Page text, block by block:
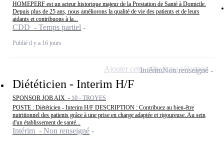
HOMEPERF est un acteur historique majeur de la Prestation de Santé à Domicile.
Depuis plus de 25 ans, nous améliorons la qualité de vie des patients et de leurs
aidants et contribuons à la...
CDD - Temps partiel
Publié il y a 16 jours
Diététicien - Interim H/F
SPONSOR JOB AIX - 10 - TROYES
POSTE : Diététicien - Interim H/F DESCRIPTION : Contribuez au bien-être
nutritionnel des patients grâce à une prise en charge adaptée et rigoureuse. Au sein
d'un établissement de santé...
Intérim - Non renseigné
IntérimNon renseigné
Ajouter cette offre à ma sélection